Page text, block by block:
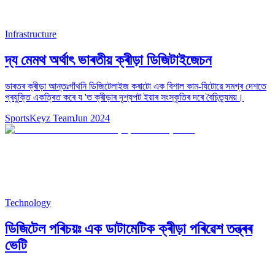
Infrastructure
দ্য মেমথ অৰ্থাৎ ভাৰতীয় ক্ৰীড়া ডিজিটাইজেচন
ভাৰতৰ ক্ৰীড়া আন্তঃগাঁথনি ডিজিটেলাইজ কৰাটো এক বিশাল কাম-যিটোৱে সমগ্ৰ দেশতে
প্ৰযুক্তি একত্ৰিত কৰে য 'ত ক্ৰীড়াৰ দৃশ্যপট ইয়াৰ সংস্কৃতিৰ দৰে বৈচিত্ৰ্যময়।
SportsKeyz TeamJun 2024
Technology
ডিজিটেল পৰিচয়ঃ এক ডাটামেটিক ক্ৰীড়া পৰিৱেশ তন্ত্ৰৰ
ভেটি